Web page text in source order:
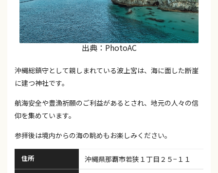
出典：PhotoAC
沖縄総鎮守として親しまれている波上宮は、海に面した断崖
に建つ神社です。
航海安全や豊漁祈願のご利益があるとされ、地元の人々の信
仰を集めています。
参拝後は境内からの海の眺めもお楽しみください。
住所 沖縄県那覇市若狭１丁目２５−１１